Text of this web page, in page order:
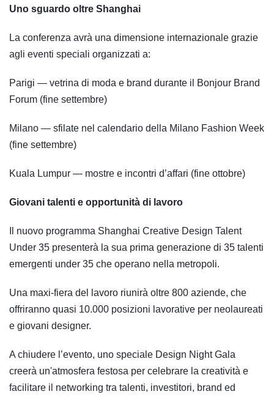
Uno sguardo oltre Shanghai
La conferenza avrà una dimensione internazionale grazie
agli eventi speciali organizzati a:
Parigi — vetrina di moda e brand durante il Bonjour Brand
Forum (fine settembre)
Milano — sfilate nel calendario della Milano Fashion Week
(fine settembre)
Kuala Lumpur — mostre e incontri d’affari (fine ottobre)
Giovani talenti e opportunità di lavoro
Il nuovo programma Shanghai Creative Design Talent
Under 35 presenterà la sua prima generazione di 35 talenti
emergenti under 35 che operano nella metropoli.
Una maxi-fiera del lavoro riunirà oltre 800 aziende, che
offriranno quasi 10.000 posizioni lavorative per neolaureati
e giovani designer.
A chiudere l’evento, uno speciale Design Night Gala
creerà un'atmosfera festosa per celebrare la creatività e
facilitare il networking tra talenti, investitori, brand ed